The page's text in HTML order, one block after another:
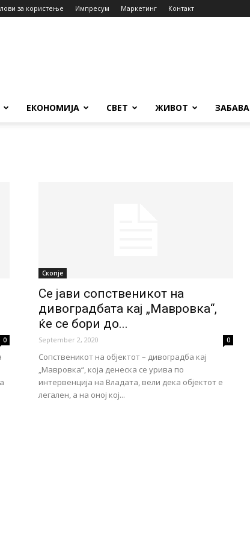
за користење Импресум Маркетинг Контакт
ЕКОНОМИЈА СВЕТ ЖИВОТ ЗАБАВА
0
Скопје
Се јави сопственикот на
дивоградбата кај „Мавровка“,
ќе се бори до...
September 2, 2020 0
Сопственикот на објектот – дивоградба кај
„Мавровка“, која денеска се урива по
интервенција на Владата, вели дека објектот е
легален, а на оној кој...